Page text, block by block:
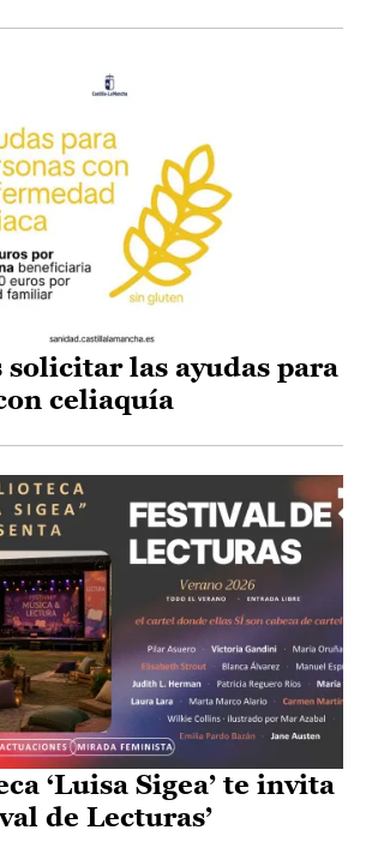
solicitar las ayudas para
celiaquía
‘Luisa Sigea’ te invita
de Lecturas’